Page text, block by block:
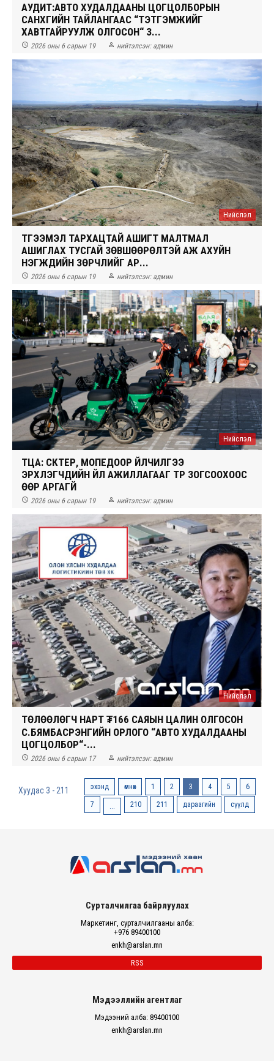
АУДИТ:АВТО ХУДАЛДААНЫ ЦОГЦОЛБОРЫН
САНХҮҮГИЙН ТАЙЛАНГААС “ТЭТГЭМЖИЙГ
ХАВТГАЙРУУЛЖ ОЛГОСОН“ З...
 2026 оны 6 сарын 19  нийтэлсэн: админ
Нийслэл
ТҮГЭЭМЭЛ ТАРХАЦТАЙ АШИГТ МАЛТМАЛ
АШИГЛАХ ТУСГАЙ ЗӨВШӨӨРӨЛТЭЙ АЖ АХУЙН
НЭГЖҮҮДИЙН ЗӨРЧЛИЙГ АР...
 2026 оны 6 сарын 19  нийтэлсэн: админ
Нийслэл
ТЦА: СКҮҮТЕР, МОПЕДООР ҮЙЛЧИЛГЭЭ
ЭРХЛЭГЧДИЙН ҮЙЛ АЖИЛЛАГААГ ТҮР ЗОГСООХООС
ӨӨР АРГАГҮЙ
 2026 оны 6 сарын 19  нийтэлсэн: админ
Нийслэл
ТӨЛӨӨЛӨГЧ НАРТ ₮166 САЯЫН ЦАЛИН ОЛГОСОН
С.БЯМБАСҮРЭНГИЙН ОРЛОГО “АВТО ХУДАЛДААНЫ
ЦОГЦОЛБОР“-...
 2026 оны 6 сарын 17  нийтэлсэн: админ
Хуудас 3 - 211 эхэнд өмнөх 1 2 3 4 5 6
7 ... 210 211 дараагийн сүүлд
Сурталчилгаа байрлуулах
Маркетинг, сурталчилгааны алба:
+976 89400100
enkh@arslan.mn
RSS
Мэдээллийн агентлаг
Мэдээний алба: 89400100
enkh@arslan.mn